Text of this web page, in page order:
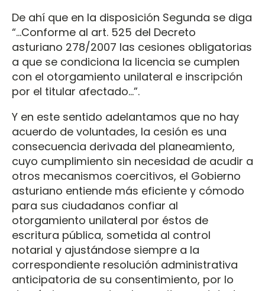
De ahí que en la disposición Segunda se diga
“...Conforme al art. 525 del Decreto
asturiano 278/2007 las cesiones obligatorias
a que se condiciona la licencia se cumplen
con el otorgamiento unilateral e inscripción
por el titular afectado...”.
Y en este sentido adelantamos que no hay
acuerdo de voluntades, la cesión es una
consecuencia derivada del planeamiento,
cuyo cumplimiento sin necesidad de acudir a
otros mecanismos coercitivos, el Gobierno
asturiano entiende más eficiente y cómodo
para sus ciudadanos confiar al
otorgamiento unilateral por éstos de
escritura pública, sometida al control
notarial y ajustándose siempre a la
correspondiente resolución administrativa
anticipatoria de su consentimiento, por lo